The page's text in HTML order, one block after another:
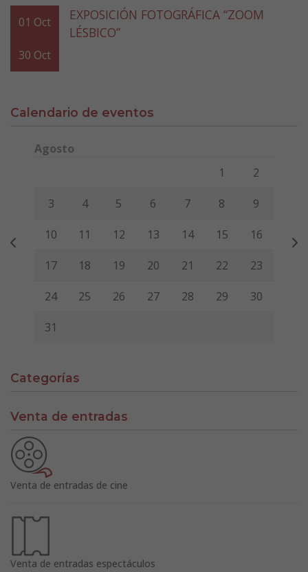
01 Oct
30 Oct
EXPOSICIÓN FOTOGRÁFICA “ZOOM
LÉSBICO”
Calendario de eventos
Agosto
Viernes Sábado
1 2
3 4 5 6 7 8 9
10 11 12 13 14 15 16
17 18 19 20 21 22 23
24 25 26 27 28 29 30
31
Categorías
Venta de entradas
Venta de entradas de cine
Venta de entradas espectáculos